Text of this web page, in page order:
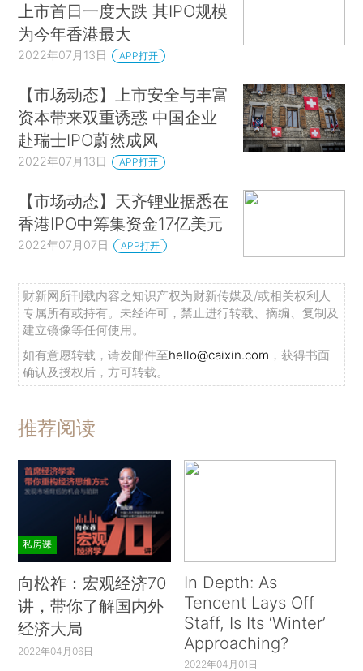
上市首日一度大跌 其IPO规模
为今年香港最大
2022年07月13日 APP打开
【市场动态】上市安全与丰富
资本带来双重诱惑 中国企业
赴瑞士IPO蔚然成风
2022年07月13日 APP打开
【市场动态】天齐锂业据悉在
香港IPO中筹集资金17亿美元
2022年07月07日 APP打开
财新网所刊载内容之知识产权为财新传媒及/或相关权利人
专属所有或持有。未经许可，禁止进行转载、摘编、复制及
建立镜像等任何使用。
如有意愿转载，请发邮件至hello@caixin.com ，获得书面
确认及授权后，方可转载。
推荐阅读
私房课
向松祚：宏观经济70
讲，带你了解国内外
经济大局
2022年04月06日
In Depth: As
Tencent Lays Off
Staff, Is Its ‘Winter’
Approaching?
2022年04月01日